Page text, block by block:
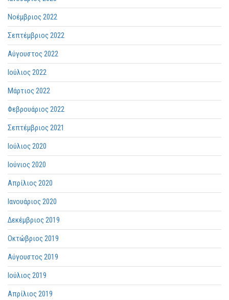
Νοέμβριος 2022
Σεπτέμβριος 2022
Αύγουστος 2022
Ιούλιος 2022
Μάρτιος 2022
Φεβρουάριος 2022
Σεπτέμβριος 2021
Ιούλιος 2020
Ιούνιος 2020
Απρίλιος 2020
Ιανουάριος 2020
Δεκέμβριος 2019
Οκτώβριος 2019
Αύγουστος 2019
Ιούλιος 2019
Απρίλιος 2019